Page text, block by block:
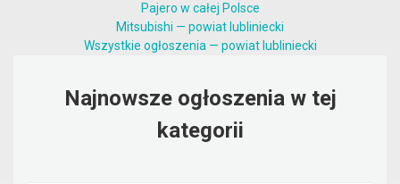
Pajero w całej Polsce
Mitsubishi — powiat lubliniecki
Wszystkie ogłoszenia — powiat lubliniecki
Najnowsze ogłoszenia w tej
kategorii